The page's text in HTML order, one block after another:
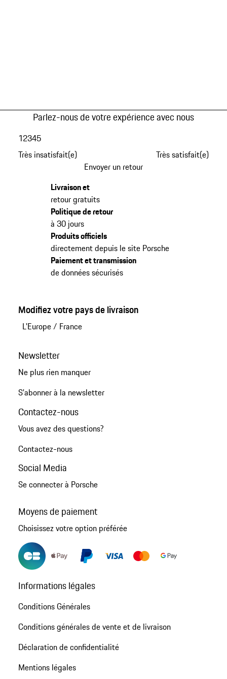
Parlez-nous de votre expérience avec nous
Très insatisfait(e)
12345
Très satisfait(e)
Envoyer un retour
Livraison et
retour gratuits
Politique de retour
à 30 jours
Produits officiels
directement depuis le site Porsche
Paiement et transmission
de données sécurisés
Modifiez votre pays de livraison
L'Europe/ France
Newsletter
Ne plus rien manquer
S'abonner à la newsletter
Contactez-nous
Vous avez des questions?
Contactez-nous
Social Media
Se connecter à Porsche
Moyens de paiement
Choisissez votre option préférée
Informations légales
Conditions Générales
Conditions générales de vente et de livraison
Déclaration de confidentialité
Mentions légales